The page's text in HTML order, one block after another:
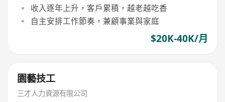
收入逐年上升，客戶累積，越老越吃香
自主安排工作節奏，兼顧事業與家庭
$20K-40K/月
園藝技工
三才人力資源有限公司